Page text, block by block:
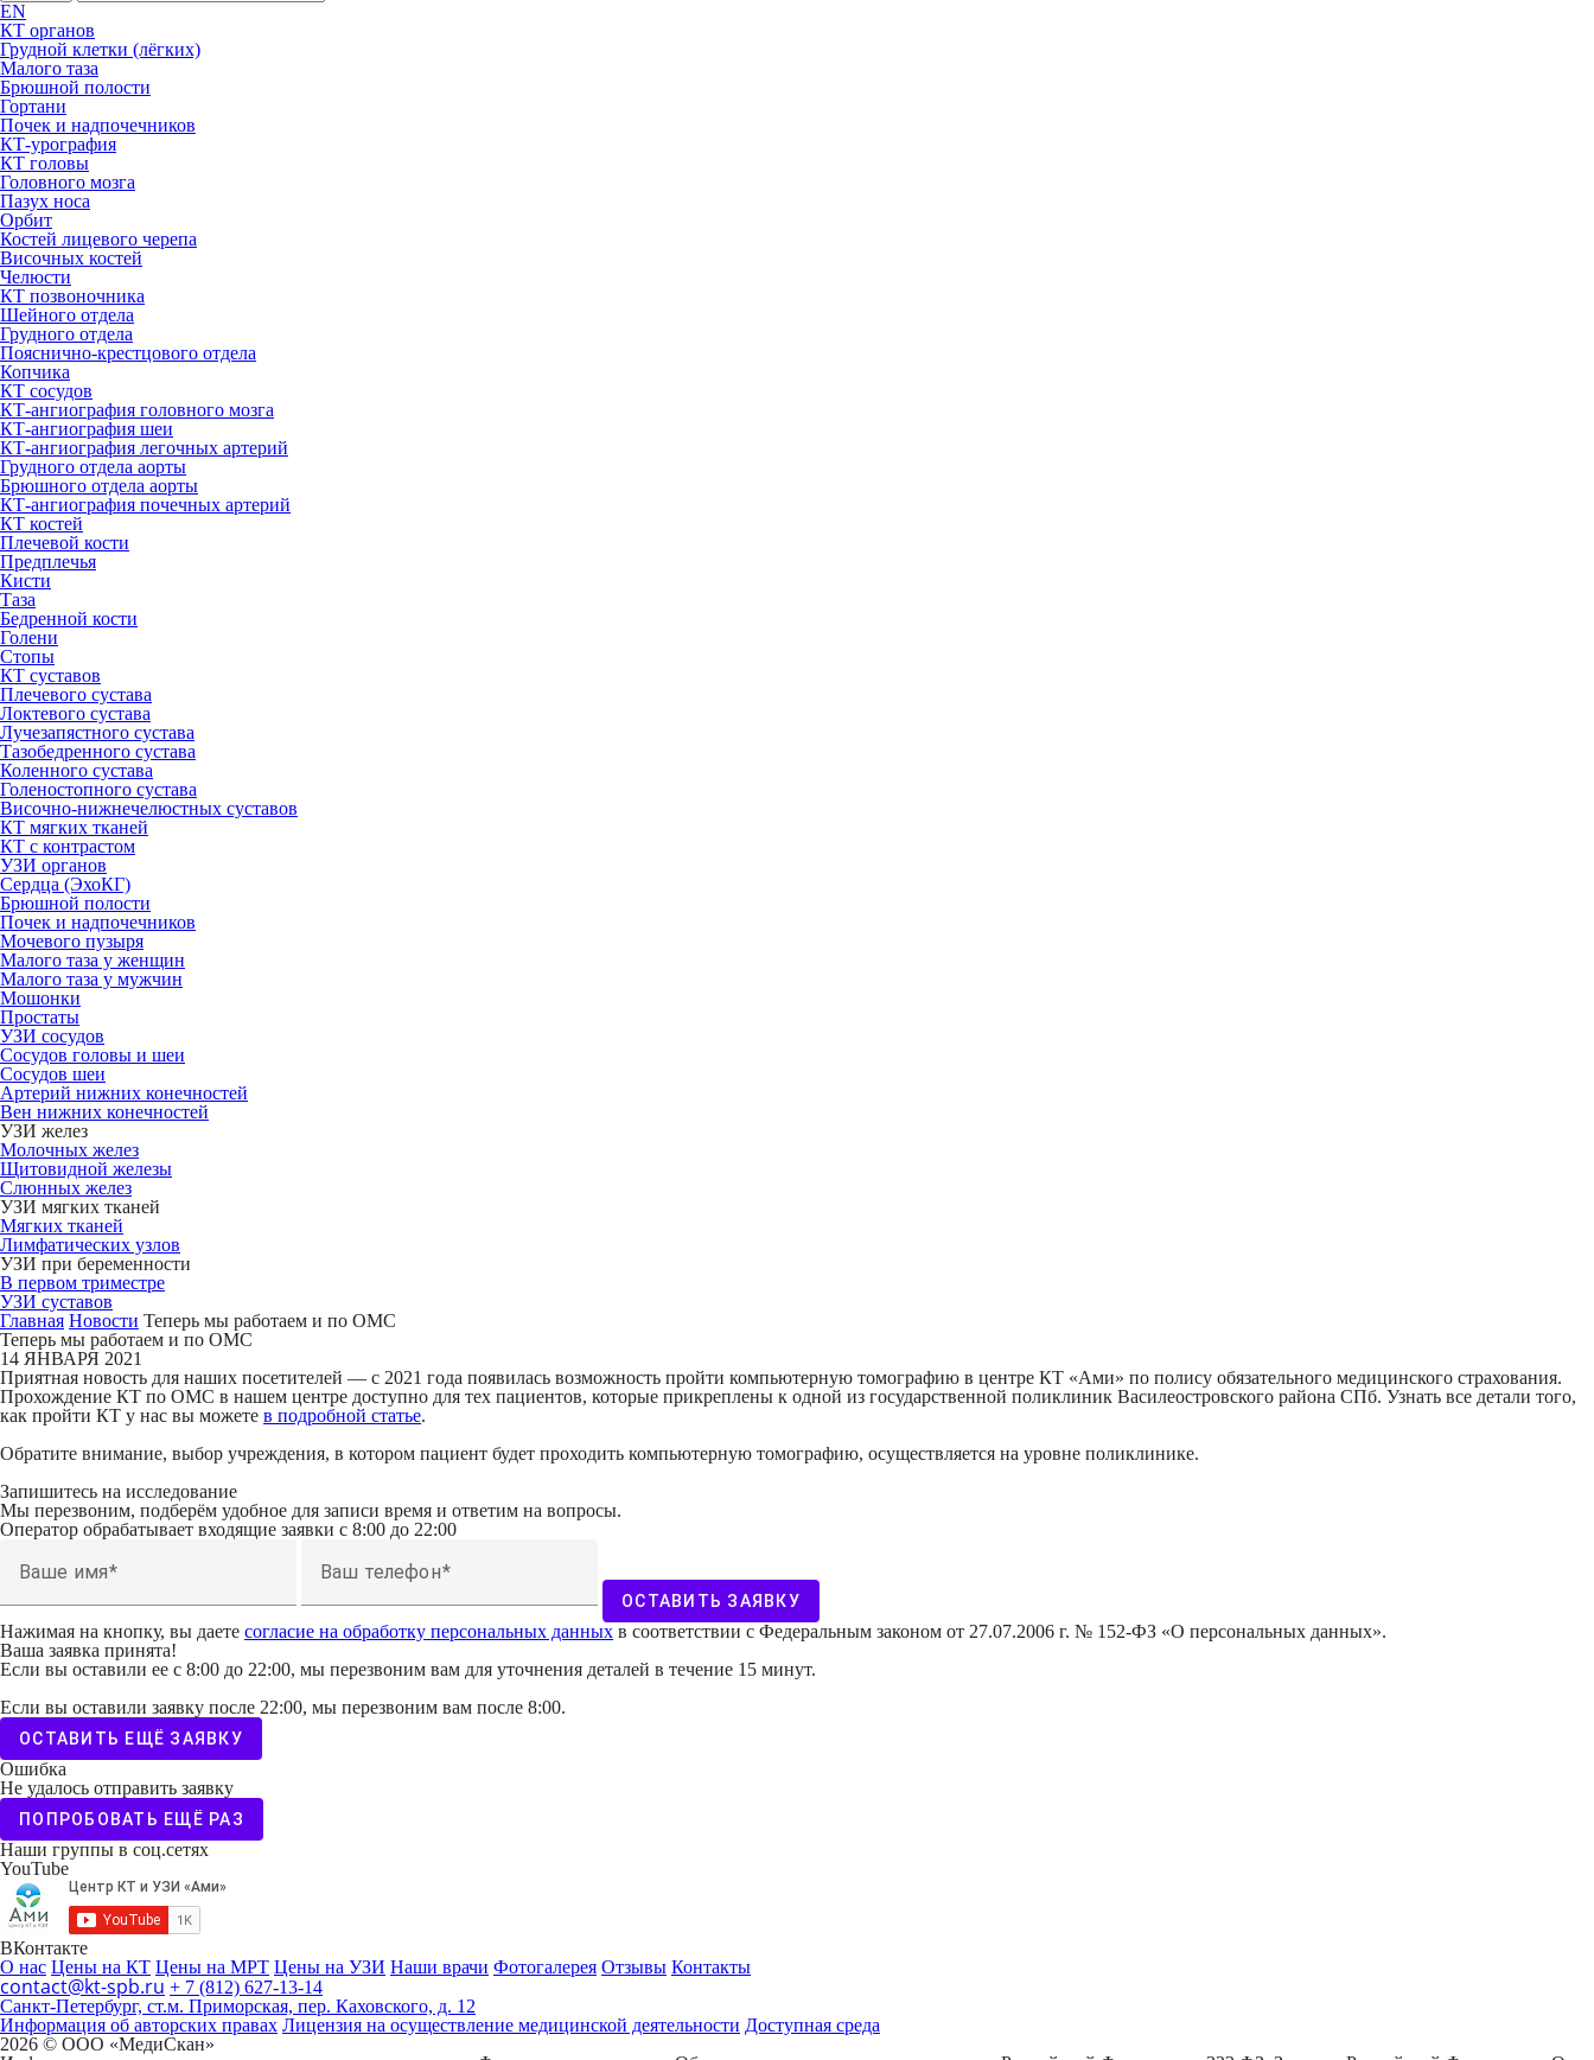
EN
КТ органов
Грудной клетки (лёгких)
Малого таза
Брюшной полости
Гортани
Почек и надпочечников
КТ-урография
КТ головы
Головного мозга
Пазух носа
Орбит
Костей лицевого черепа
Височных костей
Челюсти
КТ позвоночника
Шейного отдела
Грудного отдела
Пояснично-крестцового отдела
Копчика
КТ сосудов
КТ-ангиография головного мозга
КТ-ангиография шеи
КТ-ангиография легочных артерий
Грудного отдела аорты
Брюшного отдела аорты
КТ-ангиография почечных артерий
КТ костей
Плечевой кости
Предплечья
Кисти
Таза
Бедренной кости
Голени
Стопы
КТ суставов
Плечевого сустава
Локтевого сустава
Лучезапястного сустава
Тазобедренного сустава
Коленного сустава
Голеностопного сустава
Височно-нижнечелюстных суставов
КТ мягких тканей
КТ с контрастом
УЗИ органов
Сердца (ЭхоКГ)
Брюшной полости
Почек и надпочечников
Мочевого пузыря
Малого таза у женщин
Малого таза у мужчин
Мошонки
Простаты
УЗИ сосудов
Сосудов головы и шеи
Сосудов шеи
Артерий нижних конечностей
Вен нижних конечностей
УЗИ желез
Молочных желез
Щитовидной железы
Слюнных желез
УЗИ мягких тканей
Мягких тканей
Лимфатических узлов
УЗИ при беременности
В первом триместре
УЗИ суставов
Главная Новости Теперь мы работаем и по ОМС
Теперь мы работаем и по ОМС
14 ЯНВАРЯ 2021
Приятная новость для наших посетителей — с 2021 года появилась возможность пройти компьютерную томографию в центре КТ «Ами» по полису обязательного медицинского страхования.
Прохождение КТ по ОМС в нашем центре доступно для тех пациентов, которые прикреплены к одной из государственной поликлиник Василеостровского района СПб. Узнать все детали того,
как пройти КТ у нас вы можете в подробной статье.
Обратите внимание, выбор учреждения, в котором пациент будет проходить компьютерную томографию, осуществляется на уровне поликлинике.
Запишитесь на исследование
Мы перезвоним, подберём удобное для записи время и ответим на вопросы.
Оператор обрабатывает входящие заявки с 8:00 до 22:00
Ваше имя Ваш телефон
ОСТАВИТЬ ЗАЯВКУ
Нажимая на кнопку, вы даете согласие на обработку персональных данных в соответствии с Федеральным законом от 27.07.2006 г. № 152-ФЗ «О персональных данных».
Ваша заявка принята!
Если вы оставили ее с 8:00 до 22:00, мы перезвоним вам для уточнения деталей в течение 15 минут.
Если вы оставили заявку после 22:00, мы перезвоним вам после 8:00.
ОСТАВИТЬ ЕЩЁ ЗАЯВКУ
Ошибка
Не удалось отправить заявку
ПОПРОБОВАТЬ ЕЩЁ РАЗ
Наши группы в соц.сетях
YouTube
ВКонтакте
О нас Цены на КТ Цены на МРТ Цены на УЗИ Наши врачи Фотогалерея Отзывы Контакты
contact@kt-spb.ru + 7 (812) 627-13-14
Санкт-Петербург, ст.м. Приморская, пер. Каховского, д. 12
Информация об авторских правах Лицензия на осуществление медицинской деятельности Доступная среда
2026 © ООО «МедиCкан»